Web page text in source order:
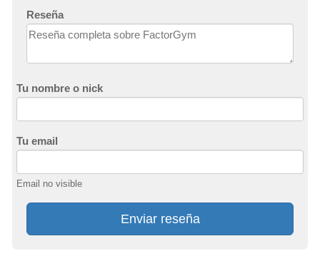
Reseña
Tu nombre o nick
Tu email
Email no visible
Enviar reseña